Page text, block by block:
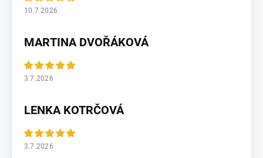
10.7.2026
MARTINA DVOŘÁKOVÁ
3.7.2026
LENKA KOTRČOVÁ
3.7.2026